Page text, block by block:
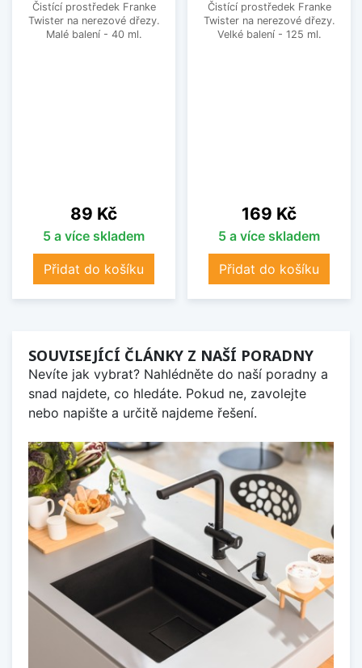
Čistící prostředek Franke
Twister na nerezové dřezy.
Malé balení - 40 ml.
Cena
89 Kč
5 a více skladem
Přidat do košíku
Čistící prostředek Franke
Twister na nerezové dřezy.
Velké balení - 125 ml.
Cena
169 Kč
5 a více skladem
Přidat do košíku
SOUVISEJÍCÍ ČLÁNKY Z NAŠÍ PORADNY
Nevíte jak vybrat? Nahlédněte do naší poradny a
snad najdete, co hledáte. Pokud ne, zavolejte
nebo napište a určitě najdeme řešení.